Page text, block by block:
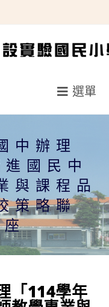
選單
中辦理
國民中
與課程品
策略聯
座
「114學年